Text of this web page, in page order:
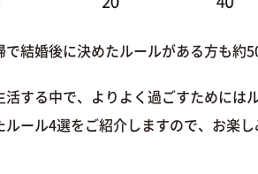
で結婚後に決めたルールがある方も約
活する中で、よりよく過ごすためには
ール4選をご紹介しますので、お楽し